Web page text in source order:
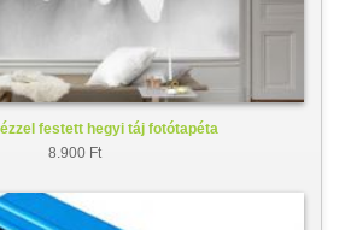
festett hegyi táj fotótapéta
8.900 Ft